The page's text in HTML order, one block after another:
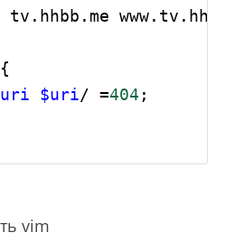
tv.hhbb.me
$uri/ =404 ;
vim